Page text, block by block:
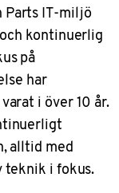
Parts IT-miljö
kontinuerlig
på
har
i över 10 år.
alltid med
teknik i fokus.